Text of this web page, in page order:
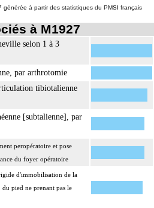
à partir des statistiques du PMSI français
à M1927
selon 1 à 3
par arthrotomie
tibiotalienne
[subtalienne], par
peropératoire et pose
du foyer opératoire
d'immobilisation de la
pied ne prenant pas le